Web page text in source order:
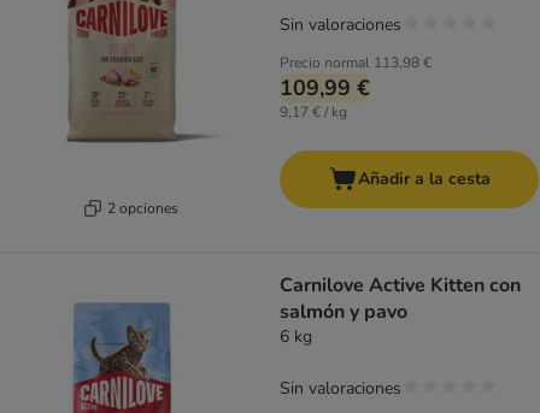
2 opciones
Precio normal 113,98 €
109,99 €
9,17 € / kg
Sin valoraciones
Añadir a la cesta
Carnilove Active Kitten con
salmón y pavo
6 kg
Sin valoraciones